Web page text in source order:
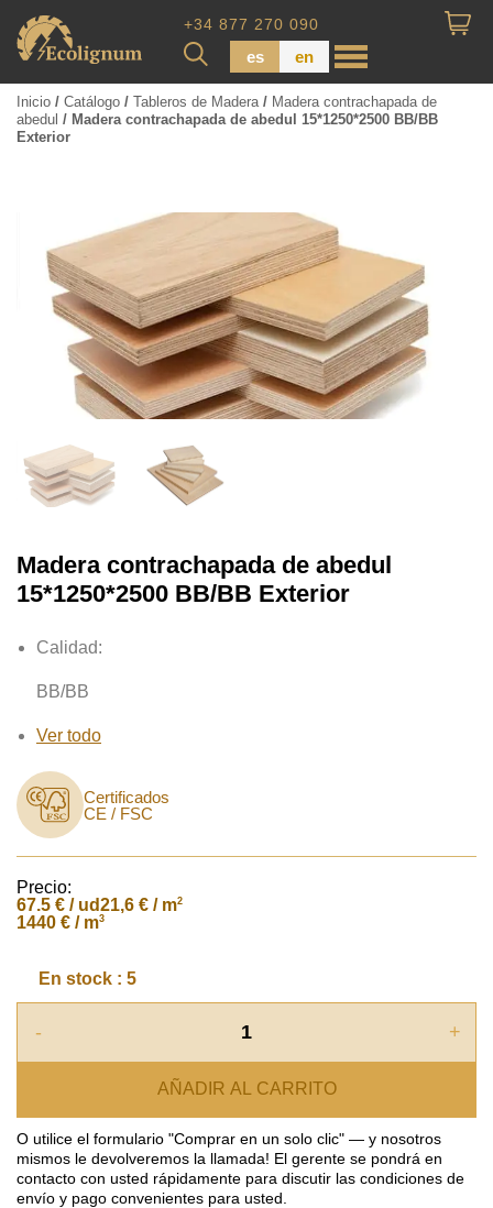
+34 877 270 090
es en
Madera impregnada
Tableros de Madera
Tablo calibrada
Inicio / Catálogo / Tableros de Madera/ Madera contrachapada de
abedul / Madera contrachapada de abedul 15*1250*2500 BB/BB
Exterior
Madera contrachapada de abedul
15*1250*2500 BB/BB Exterior
Calidad:
BB/BB
Ver todo
Certificados
CE / FSC
Precio:
67.5 € / ud21,6 € / m2
1440 € / m3
En stock : 5
- +
AÑADIR AL CARRITO
O utilice el formulario "Comprar en un solo clic" — y nosotros
mismos le devolveremos la llamada! El gerente se pondrá en
contacto con usted rápidamente para discutir las condiciones de
envío y pago convenientes para usted.